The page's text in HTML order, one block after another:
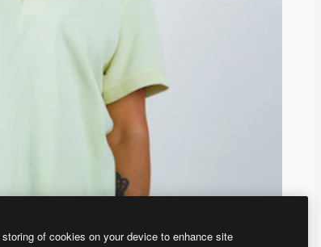
of cookies on your device to enhance site